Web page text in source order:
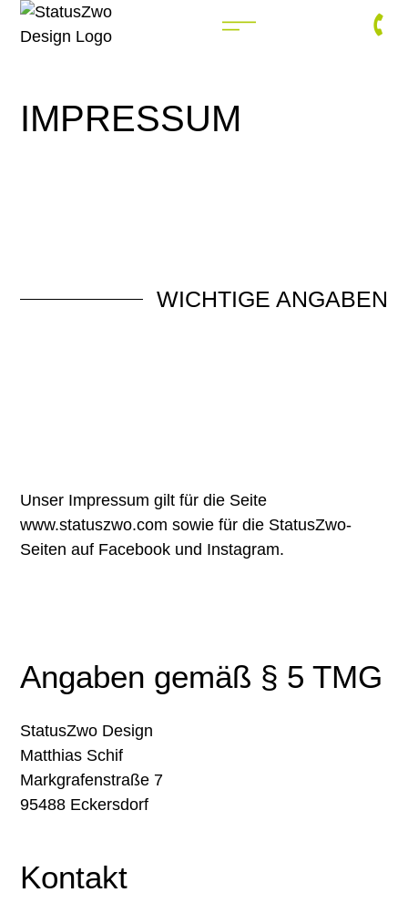
IMPRESSUM
WICHTIGE ANGABEN
Unser Impressum gilt für die Seite
www.statuszwo.com sowie für die StatusZwo-
Seiten auf Facebook und Instagram.
Angaben gemäß § 5 TMG
StatusZwo Design
Matthias Schif
Markgrafenstraße 7
95488 Eckersdorf
Kontakt